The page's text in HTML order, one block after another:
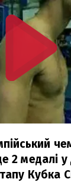
2 медалі у
Кубка